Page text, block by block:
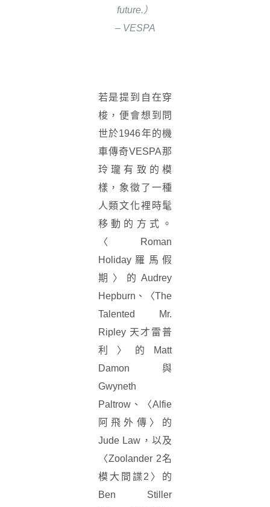
future.）
– VESPA
若是提到自在穿
梭，便會想到問
世於1946年的機
車傳奇VESPA那
玲瓏有致的模
樣，象徵了一種
人類文化裡時髦
移動的方式。
〈Roman
Holiday羅馬假
期〉的Audrey
Hepburn、〈The
Talented Mr.
Ripley 天才雷普
利〉的Matt
Damon與
Gwyneth
Paltrow、〈Alfie
阿飛外傳〉的
Jude Law，以及
〈Zoolander 2名
模大間諜2〉的
Ben Stiller